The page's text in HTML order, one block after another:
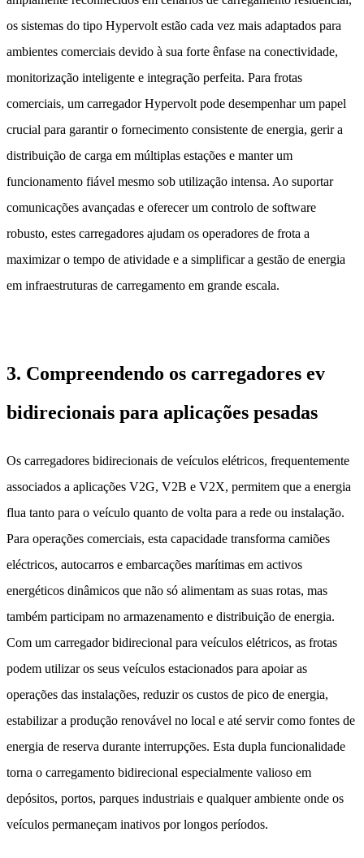
os sistemas do tipo Hypervolt estão cada vez mais adaptados para
ambientes comerciais devido à sua forte ênfase na conectividade,
monitorização inteligente e integração perfeita. Para frotas
comerciais, um carregador Hypervolt pode desempenhar um papel
crucial para garantir o fornecimento consistente de energia, gerir a
distribuição de carga em múltiplas estações e manter um
funcionamento fiável mesmo sob utilização intensa. Ao suportar
comunicações avançadas e oferecer um controlo de software
robusto, estes carregadores ajudam os operadores de frota a
maximizar o tempo de atividade e a simplificar a gestão de energia
em infraestruturas de carregamento em grande escala.
3. Compreendendo os carregadores ev
bidirecionais para aplicações pesadas
Os carregadores bidirecionais de veículos elétricos, frequentemente
associados a aplicações V2G, V2B e V2X, permitem que a energia
flua tanto para o veículo quanto de volta para a rede ou instalação.
Para operações comerciais, esta capacidade transforma camiões
eléctricos, autocarros e embarcações marítimas em activos
energéticos dinâmicos que não só alimentam as suas rotas, mas
também participam no armazenamento e distribuição de energia.
Com um carregador bidirecional para veículos elétricos, as frotas
podem utilizar os seus veículos estacionados para apoiar as
operações das instalações, reduzir os custos de pico de energia,
estabilizar a produção renovável no local e até servir como fontes de
energia de reserva durante interrupções. Esta dupla funcionalidade
torna o carregamento bidirecional especialmente valioso em
depósitos, portos, parques industriais e qualquer ambiente onde os
veículos permaneçam inativos por longos períodos.